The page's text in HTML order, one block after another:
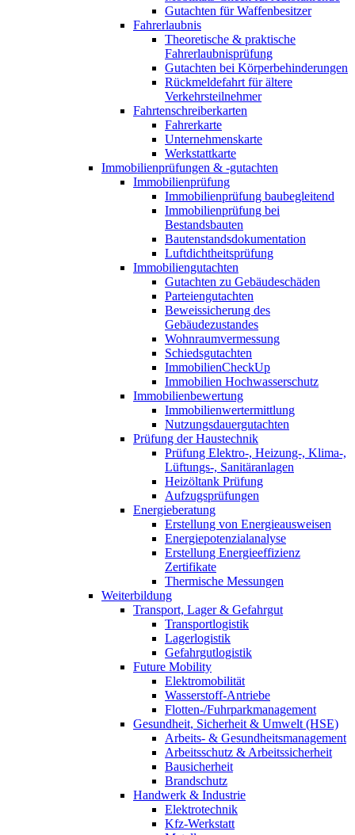
Gutachten für Waffenbesitzer
Fahrerlaubnis
Theoretische & praktische
Fahrerlaubnisprüfung
Gutachten bei Körperbehinderungen
Rückmeldefahrt für ältere
Verkehrsteilnehmer
Fahrtenschreiberkarten
Fahrerkarte
Unternehmenskarte
Werkstattkarte
Immobilienprüfungen & -gutachten
Immobilienprüfung
Immobilienprüfung baubegleitend
Immobilienprüfung bei
Bestandsbauten
Bautenstandsdokumentation
Luftdichtheitsprüfung
Immobiliengutachten
Gutachten zu Gebäudeschäden
Parteiengutachten
Beweissicherung des
Gebäudezustandes
Wohnraumvermessung
Schiedsgutachten
ImmobilienCheckUp
Immobilien Hochwasserschutz
Immobilienbewertung
Immobilienwertermittlung
Nutzungsdauergutachten
Prüfung der Haustechnik
Prüfung Elektro-, Heizung-, Klima-,
Lüftungs-, Sanitäranlagen
Heizöltank Prüfung
Aufzugsprüfungen
Energieberatung
Erstellung von Energieausweisen
Energiepotenzialanalyse
Erstellung Energieeffizienz
Zertifikate
Thermische Messungen
Weiterbildung
Transport, Lager & Gefahrgut
Transportlogistik
Lagerlogistik
Gefahrgutlogistik
Future Mobility
Elektromobilität
Wasserstoff-Antriebe
Flotten-/Fuhrparkmanagement
Gesundheit, Sicherheit & Umwelt (HSE)
Arbeits- & Gesundheitsmanagement
Arbeitsschutz & Arbeitssicherheit
Bausicherheit
Brandschutz
Handwerk & Industrie
Elektrotechnik
Kfz-Werkstatt